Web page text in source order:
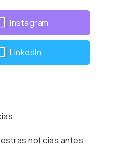
Instagram
LinkedIn
noticias antes